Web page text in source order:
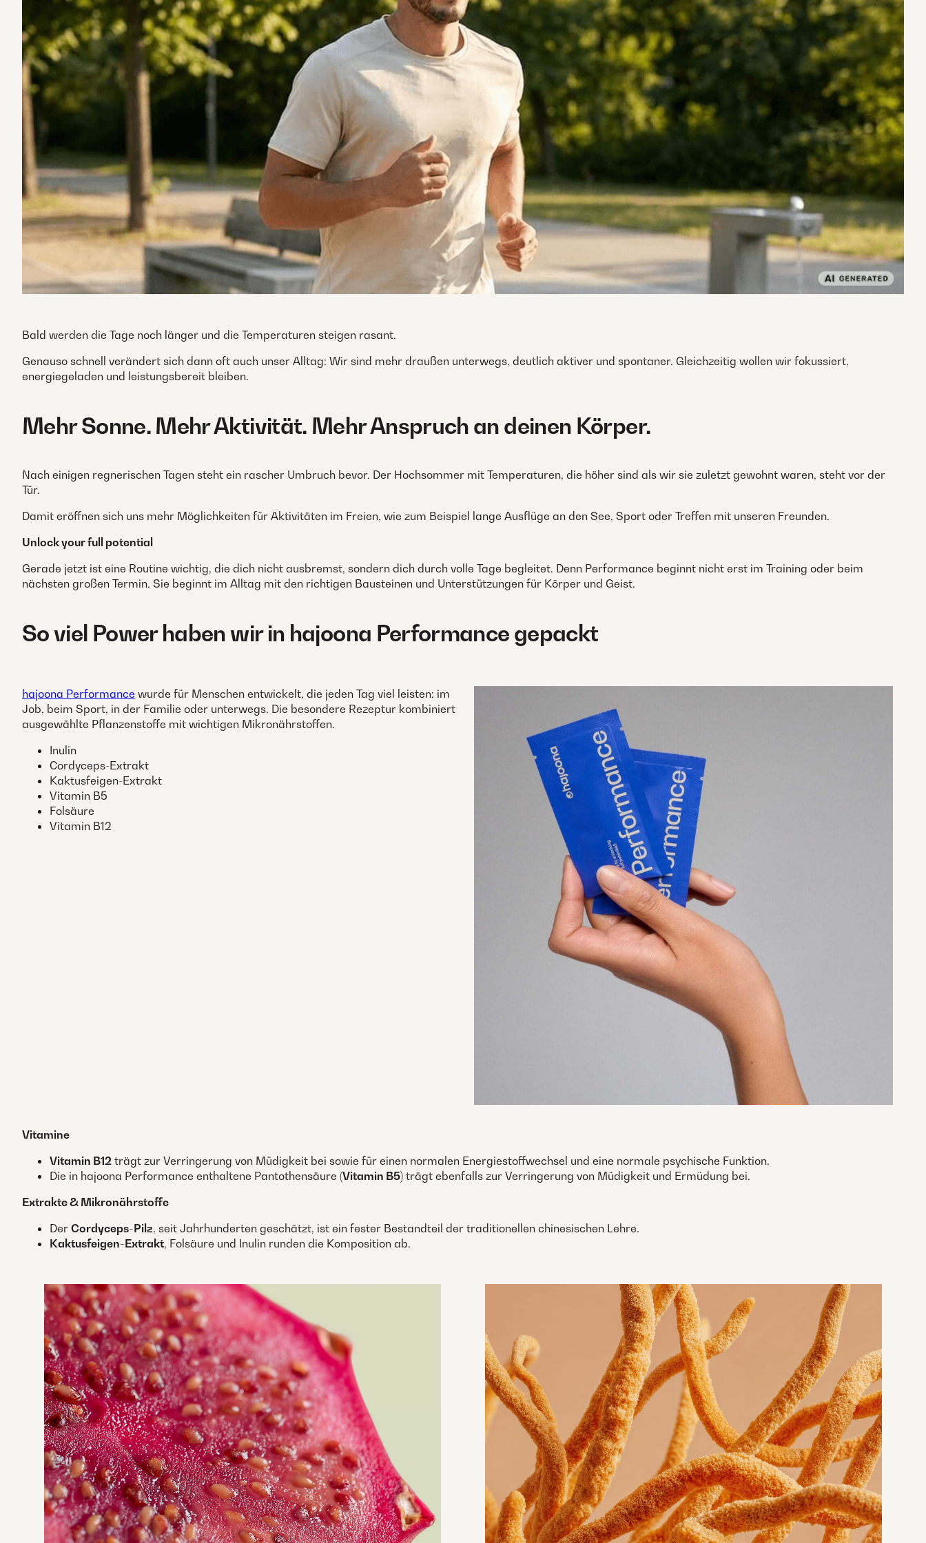
Bald werden die Tage noch länger und die Temperaturen steigen rasant.
Genauso schnell verändert sich dann oft auch unser Alltag: Wir sind mehr draußen unterwegs, deutlich aktiver und spontaner. Gleichzeitig wollen wir fokussiert,
energiegeladen und leistungsbereit bleiben.
Mehr Sonne. Mehr Aktivität. Mehr Anspruch an deinen Körper.
Nach einigen regnerischen Tagen steht ein rascher Umbruch bevor. Der Hochsommer mit Temperaturen, die höher sind als wir sie zuletzt gewohnt waren, steht vor der
Tür.
Damit eröffnen sich uns mehr Möglichkeiten für Aktivitäten im Freien, wie zum Beispiel lange Ausflüge an den See, Sport oder Treffen mit unseren Freunden.
Unlock your full potential
Gerade jetzt ist eine Routine wichtig, die dich nicht ausbremst, sondern dich durch volle Tage begleitet. Denn Performance beginnt nicht erst im Training oder beim
nächsten großen Termin. Sie beginnt im Alltag mit den richtigen Bausteinen und Unterstützungen für Körper und Geist.
So viel Power haben wir in hajoona Performance gepackt
hajoona Performance wurde für Menschen entwickelt, die jeden Tag viel leisten: im
Job, beim Sport, in der Familie oder unterwegs. Die besondere Rezeptur kombiniert
ausgewählte Pflanzenstoffe mit wichtigen Mikronährstoffen.
Inulin
Cordyceps-Extrakt
Kaktusfeigen-Extrakt
Vitamin B5
Folsäure
Vitamin B12
Vitamine
Vitamin B12 trägt zur Verringerung von Müdigkeit bei sowie für einen normalen Energiestoffwechsel und eine normale psychische Funktion.
Die in hajoona Performance enthaltene Pantothensäure (Vitamin B5) trägt ebenfalls zur Verringerung von Müdigkeit und Ermüdung bei.
Extrakte & Mikronährstoffe
Der Cordyceps-Pilz, seit Jahrhunderten geschätzt, ist ein fester Bestandteil der traditionellen chinesischen Lehre.
Kaktusfeigen-Extrakt, Folsäure und Inulin runden die Komposition ab.